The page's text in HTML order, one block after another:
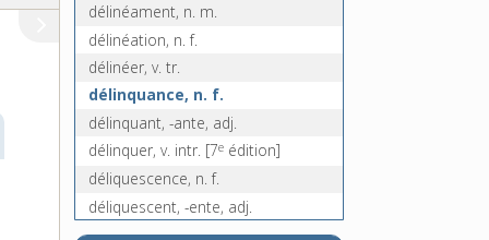
délinéament, n. m.
délinéation, n. f.
délinéer, v. tr.
délinquance, n. f.
délinquant, -ante, adj.
délinquer, v. intr. [7e édition]
déliquescence, n. f.
déliquescent, -ente, adj.
deliquium, n. m.[6 édition]